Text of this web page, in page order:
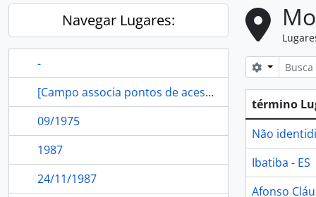
Navegar Lugares:
-
[Campo associa pontos de acesso referente a localidade ao Registro de Autoridade]
09/1975
1987
24/11/1987
Search
término
Não
Ibatiba - ES
Afonso